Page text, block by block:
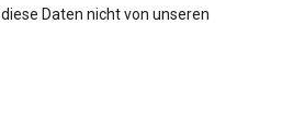
Daten nicht von unseren